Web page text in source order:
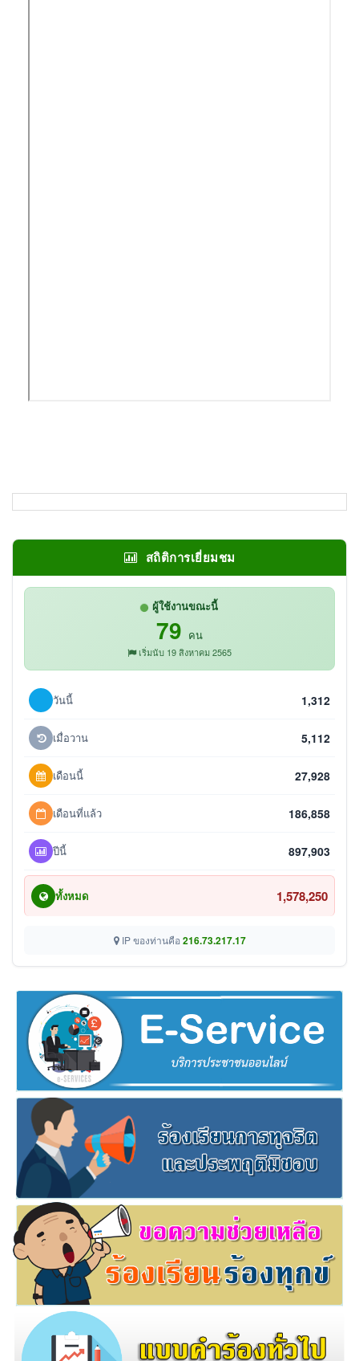
สถิติการเยี่ยมชม
ผู้ใช้งานขณะนี้
79 คน
เริ่มนับ 19 สิงหาคม 2565
วันนี้ 1,312
เมื่อวาน 5,112
เดือนนี้ 27,928
เดือนที่แล้ว 186,858
ปีนี้ 897,903
ทั้งหมด 1,578,250
IP ของท่านคือ 216.73.217.17